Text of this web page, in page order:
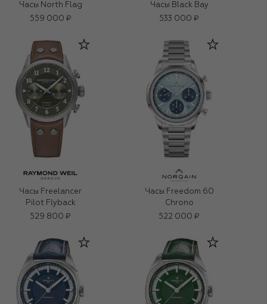
Часы North Flag
559 000 ₽
Часы Black Bay
533 000 ₽
Часы Freelancer
Pilot Flyback
529 800 ₽
Часы Freedom 60
Chrono
522 000 ₽